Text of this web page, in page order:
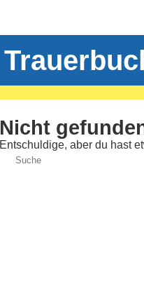
Nicht
Entschuldige, aber du hast